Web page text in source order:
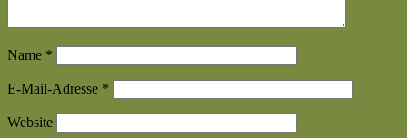
Name *
E-Mail-Adresse *
Website